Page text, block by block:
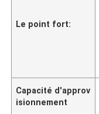
Le point fort:
Capacité d'approv
isionnement